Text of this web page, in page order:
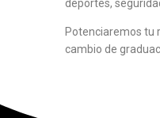
deportes,
Potenciaremos tu
cambio de